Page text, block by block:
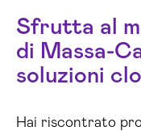
Sfrutta al
di Massa-
soluzioni
Hai riscontrato